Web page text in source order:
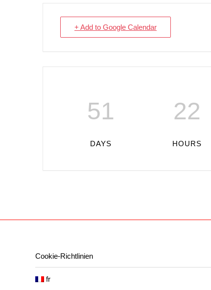
+ Add to Google Calendar
51
DAYS
22
HOURS
Cookie-Richtlinien
fr